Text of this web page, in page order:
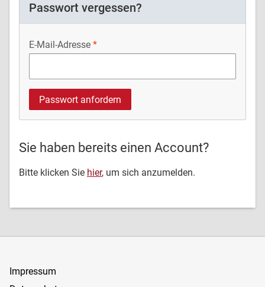
Passwort vergessen?
E-Mail-Adresse
Sie haben bereits einen Account?
Bitte klicken Sie hier, um sich anzumelden.
Impressum